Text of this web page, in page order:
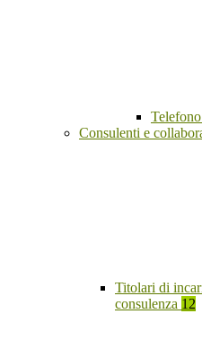
Consulenti e
Titolari di
consulenza 12